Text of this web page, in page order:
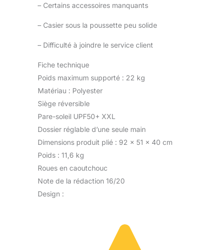
– Certains accessoires manquants
– Casier sous la poussette peu solide
– Difficulté à joindre le service client
Fiche technique
Poids maximum supporté : 22 kg
Matériau : Polyester
Siège réversible
Pare-soleil UPF50+ XXL
Dossier réglable d’une seule main
Dimensions produit plié : 92 x 51 x 40 cm
Poids : 11,6 kg
Roues en caoutchouc
Note de la rédaction 16/20
Design :